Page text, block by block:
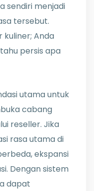
sendiri menjadi
tersebut.
Anda
persis apa
utama untuk
cabang
reseller. Jika
rasa utama di
ekspansi
Dengan sistem
dapat